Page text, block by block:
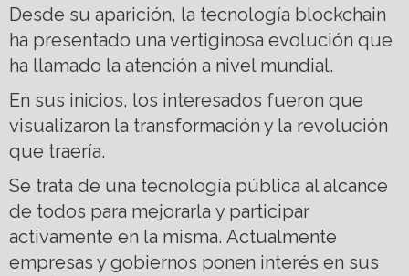
Desde su aparición, la tecnología blockchain
ha presentado una vertiginosa evolución que
ha llamado la atención a nivel mundial.
En sus inicios, los interesados fueron que
visualizaron la transformación y la revolución
que traería.
Se trata de una tecnología pública al alcance
de todos para mejorarla y participar
activamente en la misma. Actualmente
empresas y gobiernos ponen interés en sus